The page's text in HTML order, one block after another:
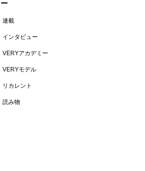
ー
連載
インタビュー
VERYアカデミー
VERYモデル
リカレント
読み物